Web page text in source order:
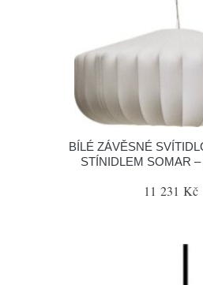
BÍLÉ ZÁVĚSNÉ
STÍNIDLEM SOMAR
11 231 Kč